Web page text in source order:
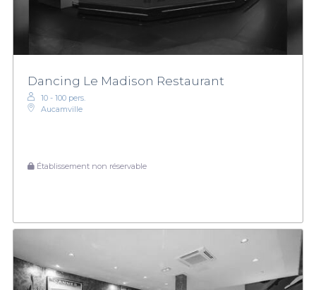
Dancing Le Madison Restaurant
10 - 100 pers.
Aucamville
Établissement non réservable